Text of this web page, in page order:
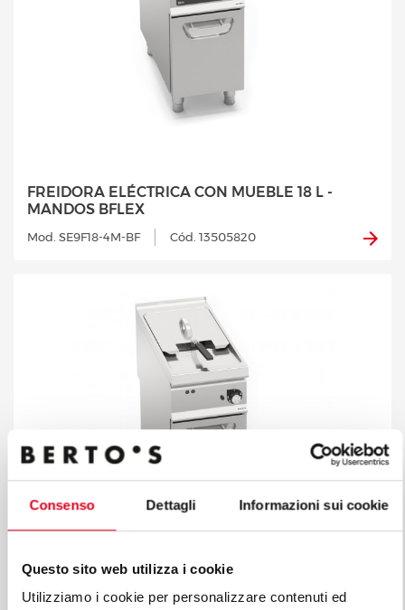
Consenso Dettagli Informazioni sui cookie
Questo sito web utilizza i cookie
Utilizziamo i cookie per personalizzare contenuti ed
FREIDORA ELÉCTRICA CON MUEBLE 18 L -
MANDOS BFLEX
Mod. SE9F18-4M-BF Cód. 13505820
FREIDORA ELÉCTRICA CON MUEBLE 18 L